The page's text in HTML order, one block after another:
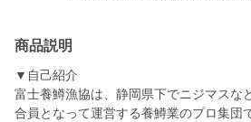
商品説明
▼自己紹介
富士養鱒漁協は、静岡県下でニジマスな
合員となって運営する養鱒業のプロ集団